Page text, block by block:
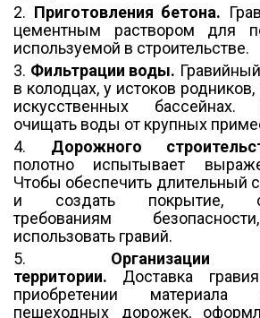
Приготовления бетона.
цементным раствором для
используемой в строительстве.
Фильтрации воды.
в колодцах, у истоков
искусственных
очищать воды от крупных
Дорожного
полотно испытывает
Чтобы обеспечить длительный
и создать покрытие,
требованиям
использовать гравий.
территории. Доставка
приобретении
пешеходных дорожек,